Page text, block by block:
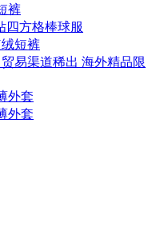
裤
四方格棒球服
绒短裤
易渠道稀出 海外精品限
外套
外套